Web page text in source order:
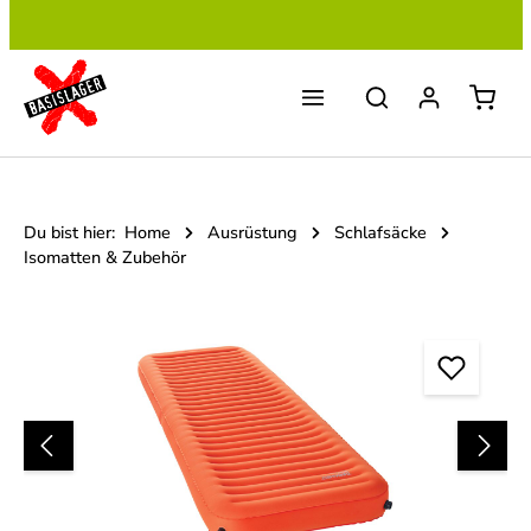
Du bist hier: Home Ausrüstung
Schlafsäcke
Isomatten & Zubehör